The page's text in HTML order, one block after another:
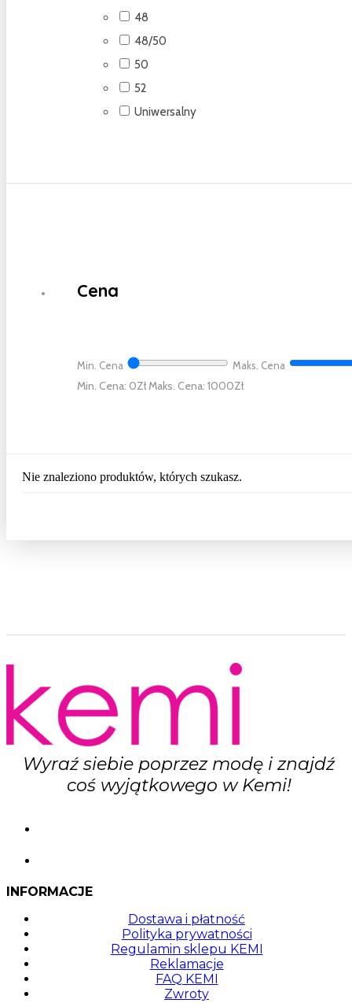
48
48/50
50
52
Uniwersalny
Cena
Min. Cena Maks. Cena
Min. Cena: 0 Maks. Cena: 1000
Nie znaleziono produktów, których szukasz.
Wyraź siebie poprzez modę i znajdź
coś wyjątkowego w Kemi!
INFORMACJE
Dostawa i płatność
Polityka prywatności
Regulamin sklepu KEMI
Reklamacje
FAQ KEMI
Zwroty